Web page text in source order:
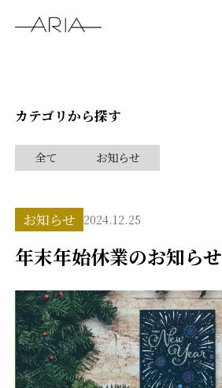
お知らせ 2024.12.25
年末年始休業のお知らせ
カテゴリから探す
全て お知らせ